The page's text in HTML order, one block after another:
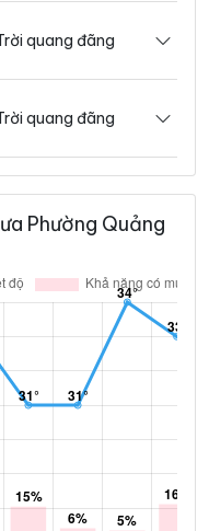
quang đãng
quang đãng
Phường Quảng